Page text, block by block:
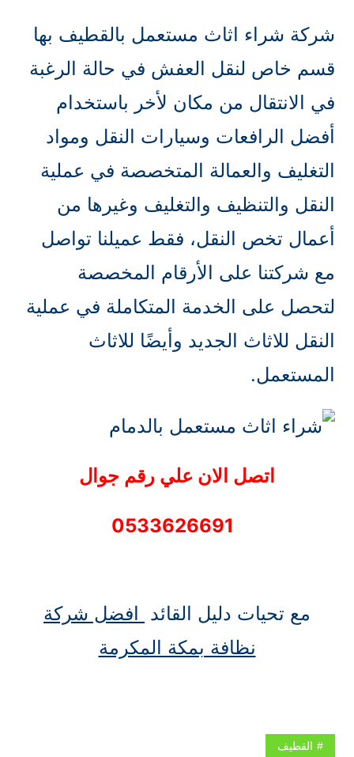
شركة شراء اثاث مستعمل بالقطيف بها
قسم خاص لنقل العفش في حالة الرغبة
في الانتقال من مكان لأخر باستخدام
أفضل الرافعات وسيارات النقل ومواد
التغليف والعمالة المتخصصة في عملية
النقل والتنظيف والتغليف وغيرها من
أعمال تخص النقل، فقط عميلنا تواصل
مع شركتنا على الأرقام المخصصة
لتحصل على الخدمة المتكاملة في عملية
النقل للاثاث الجديد وأيضًا للاثاث
المستعمل.
اتصل الان علي رقم جوال
مع تحيات دليل القائد افضل شركة
نظافة بمكة المكرمة
القطيف